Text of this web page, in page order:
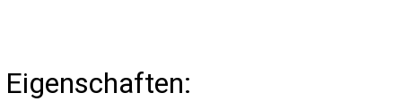
Eigenschaften: